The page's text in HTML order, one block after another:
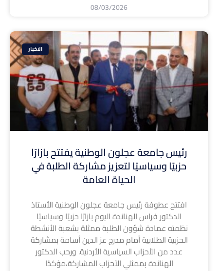
08/03/2026
الاخبار
رئيس جامعة عجلون الوطنية يفتتح بازارًا
حزبيًا وسياسيًا لتعزيز مشاركة الطلبة في
الحياة العامة
افتتح عطوفة رئيس جامعة عجلون الوطنية الأستاذ
الدكتور فراس الهناندة اليوم بازارًا حزبيًا وسياسيًا
نظمته عمادة شؤون الطلبة ممثلة بشعبة الأنشطة
الحزبية الطلابية أمام مدرج عز الدين أسامة بمشاركة
عدد من الأحزاب السياسية الأردنية. ورحب الدكتور
الهناندة بممثلي الأحزاب المشاركة،مؤكدًا